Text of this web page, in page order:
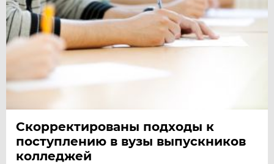
Скорректированы подходы к
поступлению в вузы выпускников
колледжей